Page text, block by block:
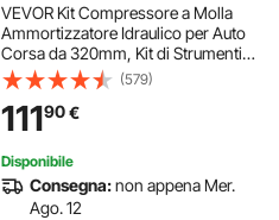
VEVOR Kit Compressore a Molla
Ammortizzatore Idraulico per Auto
Corsa da 320mm, Kit di Strumenti
Compressore a Molla Cilindro
Idraulico 4,5T con Pedale per
Rimozione Molle di Sospensione
per Auto SUV
(579)
11190€
Disponibile
Consegna:non appena Mer.
Ago. 12